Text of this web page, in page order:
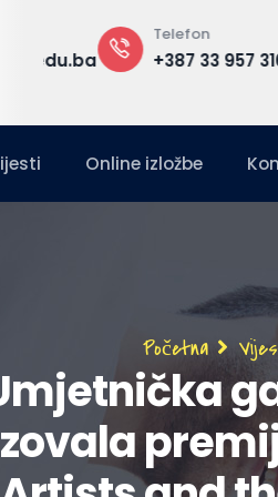
Telefon
+387 33 957 316
Online izložbe
Početna